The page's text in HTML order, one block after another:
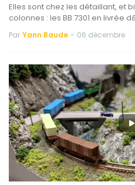
Elles sont chez les détaillant, et
colonnes : les BB 7301 en livrée
Par Yann Baude - 06 décembre